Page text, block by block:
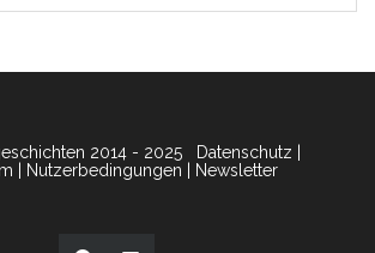
2014 - 2025 Datenschutz
Nutzerbedingungen Newsletter